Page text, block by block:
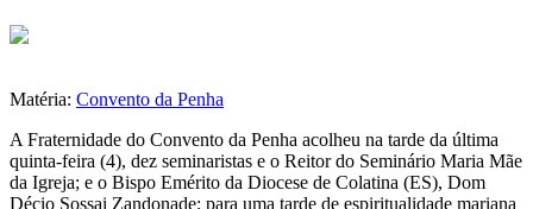
Matéria: Convento da Penha
A Fraternidade do Convento da Penha acolheu na tarde da última
quinta-feira (4), dez seminaristas e o Reitor do Seminário Maria Mãe
da Igreja; e o Bispo Emérito da Diocese de Colatina (ES), Dom
Décio Sossai Zandonade; para uma tarde de espiritualidade mariana